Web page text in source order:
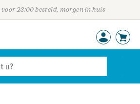
voor 23:00 besteld, morgen in huis